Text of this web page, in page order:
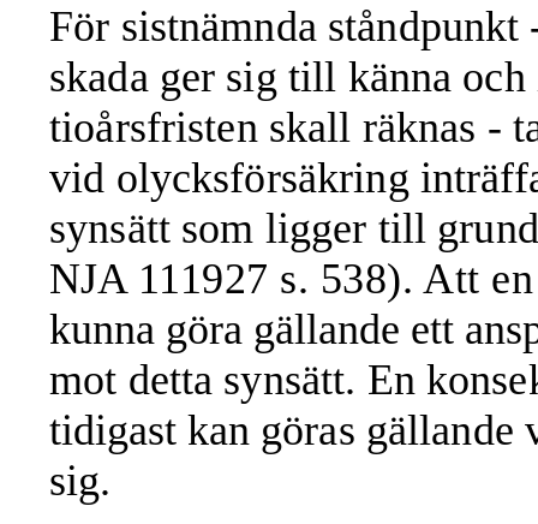
För sistnämnda
skada ger sig till känna
tioårsfristen skall räknas -
vid olycksförsäkring
synsätt som ligger till
NJA 111927 s. 538). Att
kunna göra gällande ett
mot detta synsätt. En
tidigast kan göras gällande
sig.